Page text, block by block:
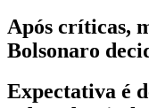
Após críticas,
Bolsonaro
Expectativa é